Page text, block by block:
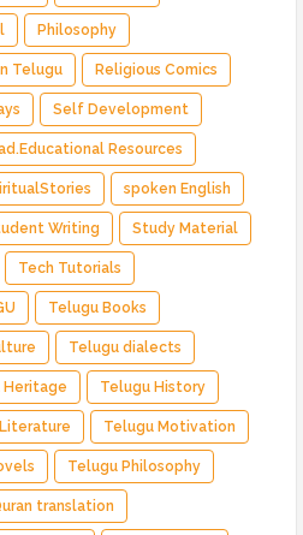
Philosophy
Telugu Religious Comics
Self Development
Resources
spoken English
Writing Study Material
Tech Tutorials
Telugu Books
Telugu dialects
Heritage Telugu History
Telugu Motivation
Telugu Philosophy
translation